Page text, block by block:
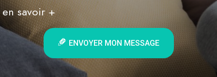
en savoir +
ENVOYER MON MESSAGE